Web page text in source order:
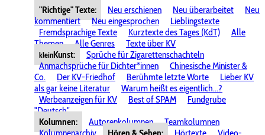
"Richtige" Texte:
Neu erschienen Neu überarbeitet
Neu
kommentiert
Neu eingesprochen
Lieblingstexte
Fremdsprachige Texte
Kurztexte des Tages (KdT)
Alle
Themen
Alle Genres Texte über KV
kleinKunst:
Sprüche für Zigarettenschachteln
Anmachsprüche für Dichter*innen
Chinesische Minister &
Co.
Der KV-Friedhof Berühmte letzte Worte
Lieber KV
als gar keine Literatur
Warum heißt es eigentlich...?
Werbeanzeigen für KV
Best of SPAM
Fundgrube
"Deutsch"
Kolumnen:
Autorenkolumnen
Teamkolumnen